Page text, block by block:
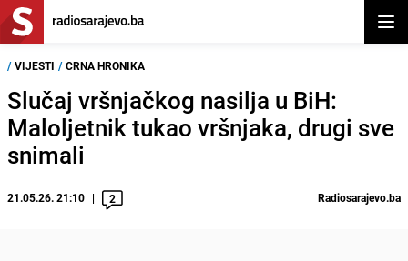
/ VIJESTI / CRNA HRONIKA
Slučaj vršnjačkog nasilja u BiH:
Maloljetnik tukao vršnjaka, drugi sve
snimali
21.05.26. 21:10 2 Radiosarajevo.ba